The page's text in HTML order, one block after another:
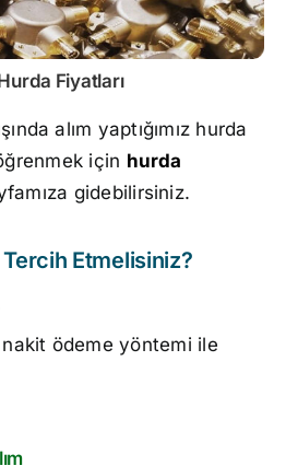
Fiyatları
alım yaptığımız hurda
için hurda
gidebilirsiniz.
Etmelisiniz?
nakit ödeme yöntemi ile